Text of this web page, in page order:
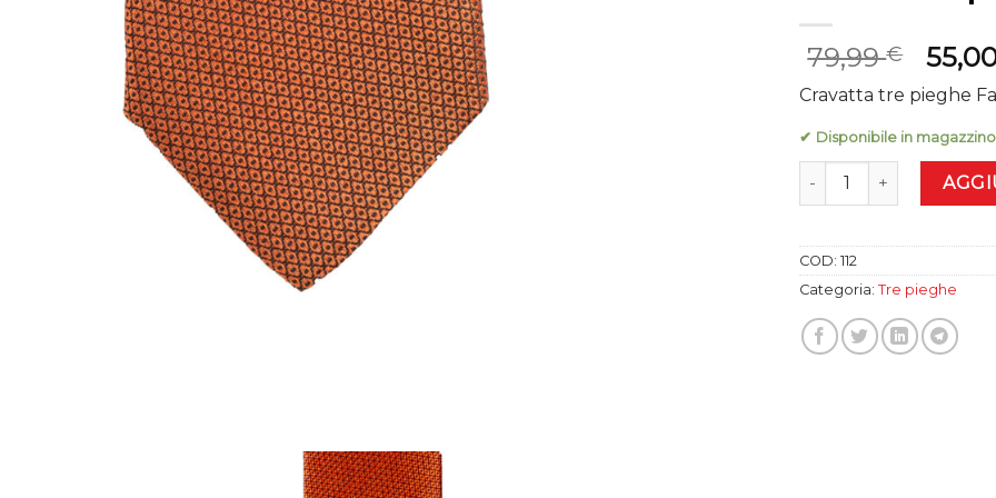
79,99€
Il
era:
Cravatta tre pieghe
✔ Disponibile in
COD:112
Categoria:Tre pieghe